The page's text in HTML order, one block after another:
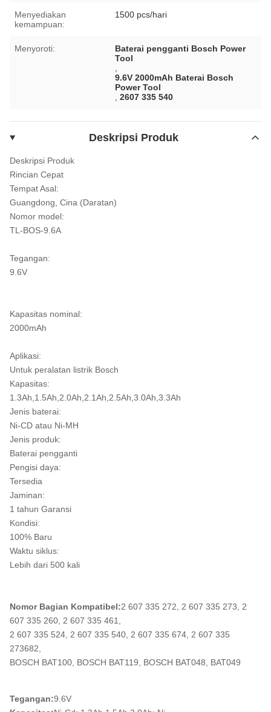
Menyediakan
kemampuan:
1500 pcs/hari
Menyoroti:
Baterai pengganti Bosch Power
Tool
9.6V 2000mAh Baterai Bosch
Power Tool
,2607 335 540
Deskripsi Produk
Deskripsi Produk
Rincian Cepat
Tempat Asal:
Guangdong, Cina (Daratan)
Nomor model:
TL-BOS-9.6A
Tegangan:
9.6V
Kapasitas nominal:
2000mAh
Aplikasi:
Untuk peralatan listrik Bosch
Kapasitas:
1.3Ah,1.5Ah,2.0Ah,2.1Ah,2.5Ah,3.0Ah,3.3Ah
Jenis baterai:
Ni-CD atau Ni-MH
Jenis produk:
Baterai pengganti
Pengisi daya:
Tersedia
Jaminan:
1 tahun Garansi
Kondisi:
100% Baru
Waktu siklus:
Lebih dari 500 kali
Nomor Bagian Kompatibel:2 607 335 272, 2 607 335 273, 2
607 335 260, 2 607 335 461,
2 607 335 524, 2 607 335 540, 2 607 335 674, 2 607 335
273682,
BOSCH BAT100, BOSCH BAT119, BOSCH BAT048, BAT049
Tegangan:9.6V